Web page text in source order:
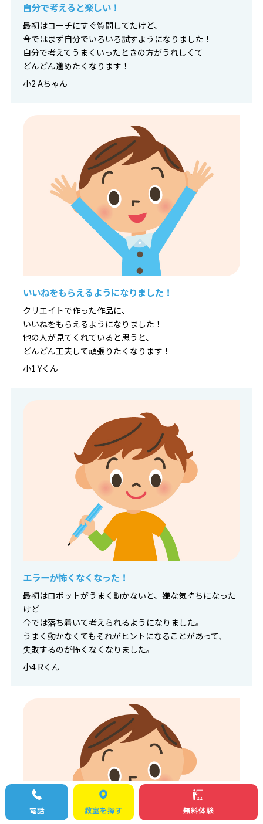
自分で考えると楽しい！
最初はコーチにすぐ質問してたけど、
今ではまず自分でいろいろ試すようになりました！
自分で考えてうまくいったときの方がうれしくて
どんどん進めたくなります！
小2 Aちゃん
いいねをもらえるようになりました！
クリエイトで作った作品に、
いいねをもらえるようになりました！
他の人が見てくれていると思うと、
どんどん工夫して頑張りたくなります！
小1 Yくん
エラーが怖くなくなった！
最初はロボットがうまく動かないと、嫌な気持ちになった
けど
今では落ち着いて考えられるようになりました。
うまく動かなくてもそれがヒントになることがあって、
失敗するのが怖くなくなりました。
小4 Rくん
電話 教室を探す 無料体験